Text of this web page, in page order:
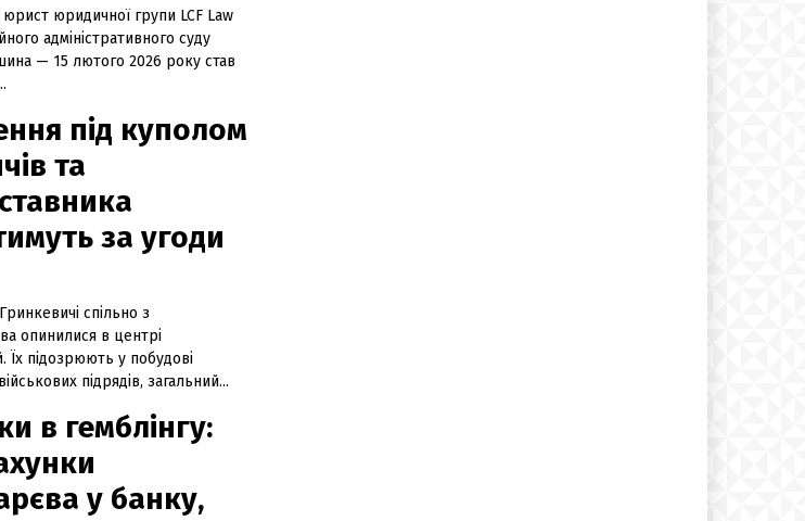
юридичної групи LCF Law
адміністративного суду
— 15 лютого 2026 року став
під куполом
та
за угоди
спільно з
опинилися в центрі
Їх підозрюють у побудові
підрядів, загальний...
в гемблінгу:
у банку,